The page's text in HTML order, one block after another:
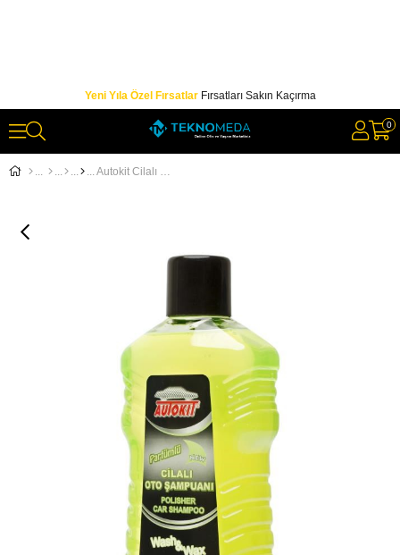
Yeni Yıla Özel FırsatlarFırsatları Sakın Kaçırma
0
Autokit Cilalı Oto Şampuanı 1000 ml